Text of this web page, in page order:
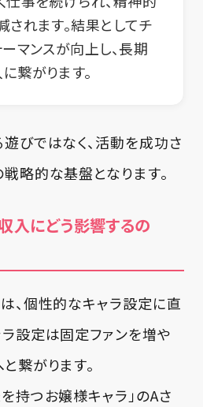
されます。結果としてチ
ーマンスが向上し、長期
繋がります。
びではなく、活動を成功さ
略的な基盤となります。
入にどう影響するの
、個性的なキャラ設定に直
設定は固定ファンを増や
繋がります。
持つお嬢様キャラ」のAさ